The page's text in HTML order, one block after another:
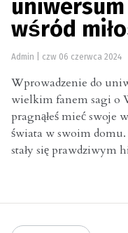
wśród
Admin czw 06 czerwca 2024
Wprowadzenie do
wielkim fanem sagi o
pragnąłeś mieć swoje
świata w swoim
stały się prawdziwym